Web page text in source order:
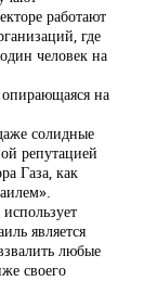
работают
где
человек на
на
солидные
репутацией
Газа, как
является
любые
своего